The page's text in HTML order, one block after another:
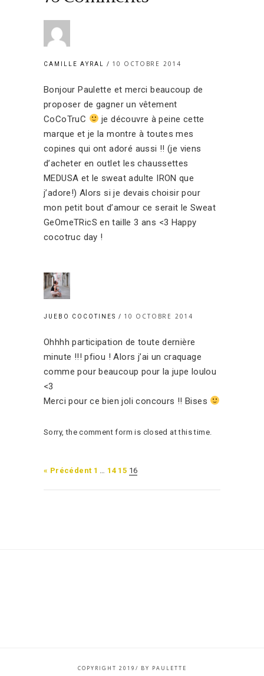
CAMILLE AYRAL 10 OCTOBRE 2014
Bonjour Paulette et merci beaucoup de
proposer de gagner un vêtement
CoCoTruC
je découvre à peine cette
marque et je la montre à toutes mes
copines qui ont adoré aussi !! (je viens
d’acheter en outlet les chaussettes
MEDUSA et le sweat adulte IRON que
j’adore!) Alors si je devais choisir pour
mon petit bout d’amour ce serait le Sweat
GeOmeTRicS en taille 3 ans <3 Happy
cocotruc day !
JUEBO COCOTINES 10 OCTOBRE 2014
Ohhhh participation de toute dernière
minute !!! pfiou ! Alors j’ai un craquage
comme pour beaucoup pour la jupe loulou
<3
Merci pour ce bien joli concours !! Bises
Sorry, the comment form is closed at this time.
« Précédent 1 14 15 16
COPYRIGHT 2019/ BY PAULETTE